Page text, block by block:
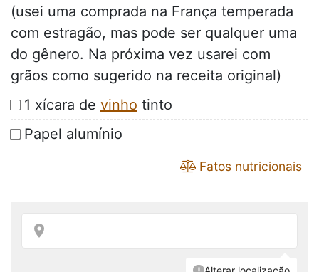
(usei uma comprada na França temperada
com estragão, mas pode ser qualquer uma
do gênero. Na próxima vez usarei com
grãos como sugerido na receita original)
1 xícara de vinho tinto
Papel alumínio
Fatos nutricionais